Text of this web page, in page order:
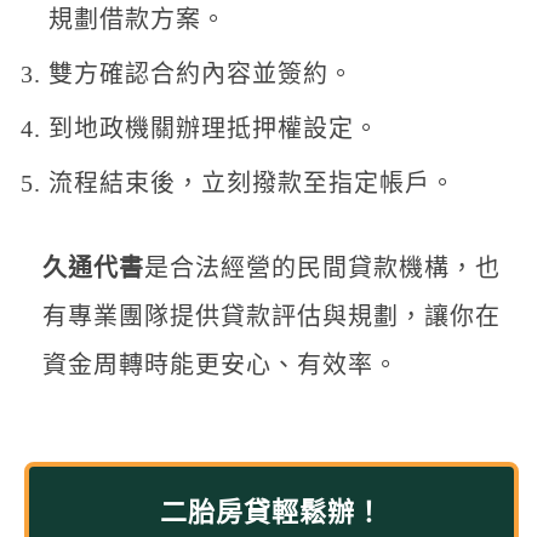
規劃借款方案。
雙方確認合約內容並簽約。
到地政機關辦理抵押權設定。
流程結束後，立刻撥款至指定帳戶。
久通代書是合法經營的民間貸款機構，也
有專業團隊提供貸款評估與規劃，讓你在
資金周轉時能更安心、有效率。
二胎房貸輕鬆辦！